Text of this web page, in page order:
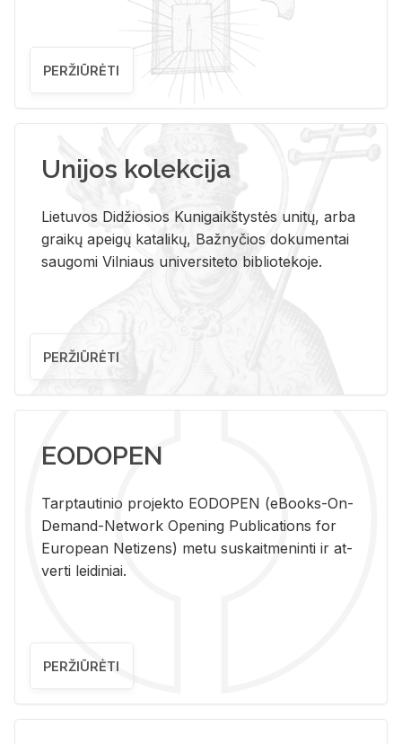
PERŽIŪRĖTI
Unijos kolekcija
Lietuvos Didžiosios Kunigaikštystės unitų, arba
graikų apeigų katalikų, Bažnyčios dokumentai
saugomi Vilniaus universiteto bibliotekoje.
PERŽIŪRĖTI
EODOPEN
Tarp­tau­ti­nio pro­jek­to EO­DO­PEN (eBo­oks-On-
De­mand-Ne­twork Ope­ning Pub­li­ca­tions for
Eu­ro­pe­an Ne­ti­zens) metu su­skait­me­nin­ti ir at­
ver­ti lei­di­niai.
PERŽIŪRĖTI